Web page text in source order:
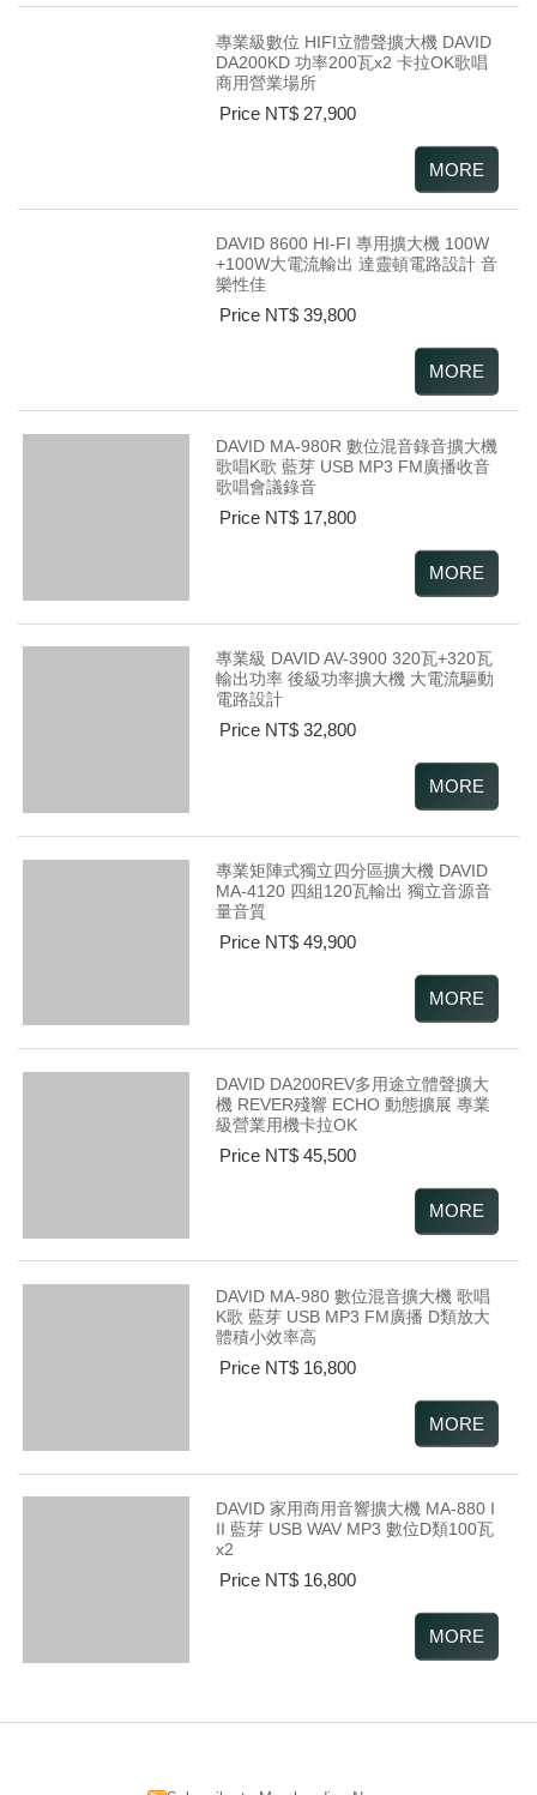
專業級數位 HIFI立體聲擴大機 DAVID
DA200KD 功率200瓦x2 卡拉OK歌唱
商用營業場所
Price NT$ 27,900
DAVID 8600 HI-FI 專用擴大機 100W
+100W大電流輸出 達靈頓電路設計 音
樂性佳
Price NT$ 39,800
DAVID MA-980R 數位混音錄音擴大機
歌唱K歌 藍芽 USB MP3 FM廣播收音
歌唱會議錄音
Price NT$ 17,800
專業級 DAVID AV-3900 320瓦+320瓦
輸出功率 後級功率擴大機 大電流驅動
電路設計
Price NT$ 32,800
專業矩陣式獨立四分區擴大機 DAVID
MA-4120 四組120瓦輸出 獨立音源音
量音質
Price NT$ 49,900
DAVID DA200REV多用途立體聲擴大
機 REVER殘響 ECHO 動態擴展 專業
級營業用機卡拉OK
Price NT$ 45,500
DAVID MA-980 數位混音擴大機 歌唱
K歌 藍芽 USB MP3 FM廣播 D類放大
體積小效率高
Price NT$ 16,800
DAVID 家用商用音響擴大機 MA-880 I
II 藍芽 USB WAV MP3 數位D類100瓦
x2
Price NT$ 16,800